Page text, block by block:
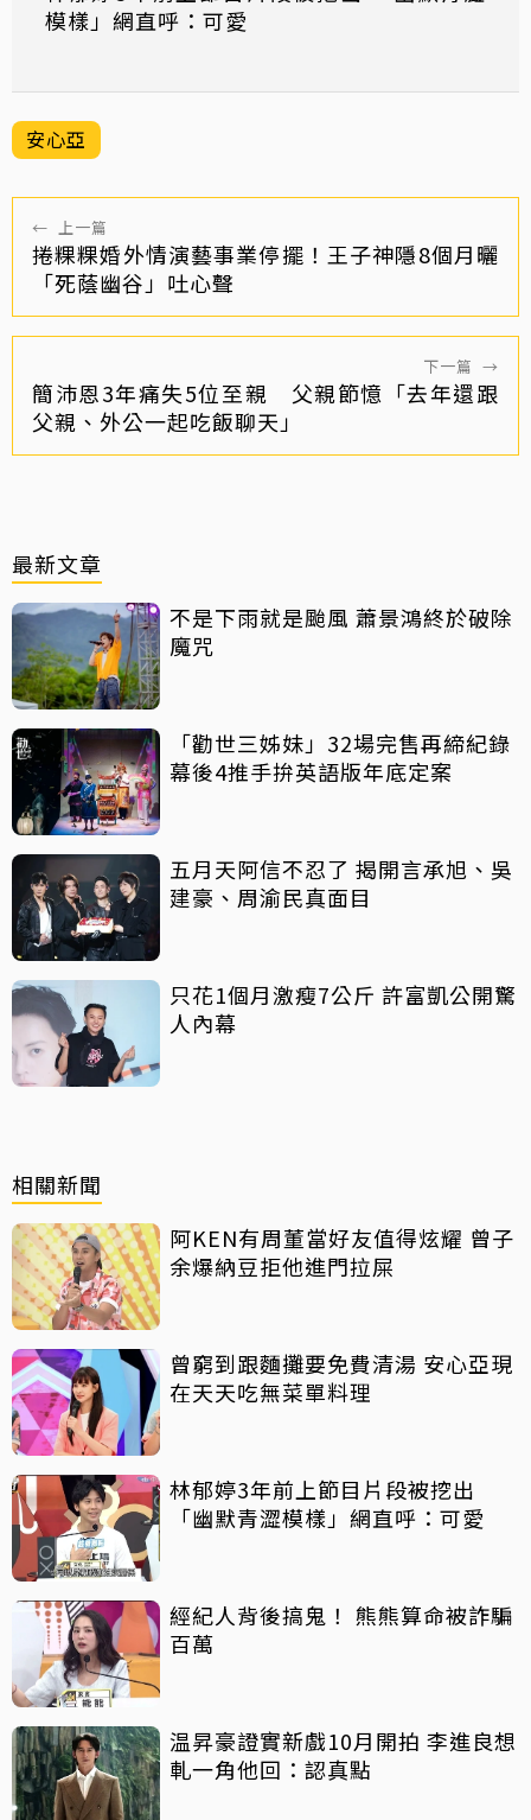
模樣」網直呼：可愛
安心亞
← 上一篇
捲粿粿婚外情演藝事業停擺！王子神隱8個月曬
「死蔭幽谷」吐心聲
下一篇 →
簡沛恩3年痛失5位至親 父親節憶「去年還跟
父親、外公一起吃飯聊天」
最新文章
不是下雨就是颱風 蕭景鴻終於破除
魔咒
「勸世三姊妹」32場完售再締紀錄
幕後4推手拚英語版年底定案
五月天阿信不忍了 揭開言承旭、吳
建豪、周渝民真面目
只花1個月激瘦7公斤 許富凱公開驚
人內幕
相關新聞
阿KEN有周董當好友值得炫耀 曾子
余爆納豆拒他進門拉屎
曾窮到跟麵攤要免費清湯 安心亞現
在天天吃無菜單料理
林郁婷3年前上節目片段被挖出
「幽默青澀模樣」網直呼：可愛
經紀人背後搞鬼！ 熊熊算命被詐騙
百萬
温昇豪證實新戲10月開拍 李進良想
軋一角他回：認真點